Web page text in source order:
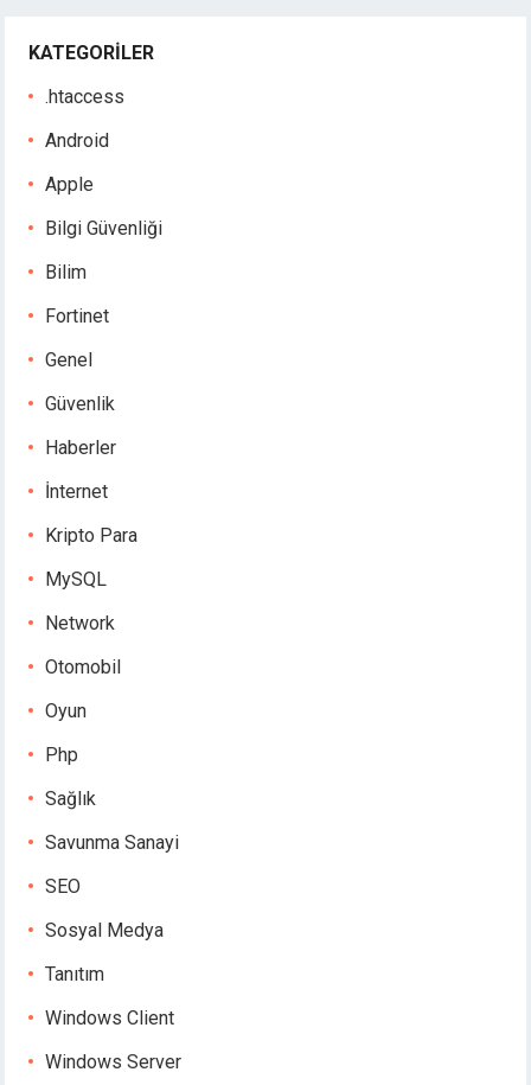
KATEGORILER
.htaccess
Android
Apple
Bilgi Güvenliği
Bilim
Fortinet
Genel
Güvenlik
Haberler
İnternet
Kripto Para
MySQL
Network
Otomobil
Oyun
Php
Sağlık
Savunma Sanayi
SEO
Sosyal Medya
Tanıtım
Windows Client
Windows Server